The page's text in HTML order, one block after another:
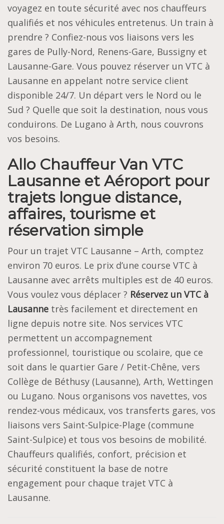
voyagez en toute sécurité avec nos chauffeurs
qualifiés et nos véhicules entretenus. Un train à
prendre ? Confiez-nous vos liaisons vers les
gares de Pully-Nord, Renens-Gare, Bussigny et
Lausanne-Gare. Vous pouvez réserver un VTC à
Lausanne en appelant notre service client
disponible 24/7. Un départ vers le Nord ou le
Sud ? Quelle que soit la destination, nous vous
conduirons. De Lugano à Arth, nous couvrons
vos besoins.
Allo Chauffeur Van VTC
Lausanne et Aéroport pour
trajets longue distance,
affaires, tourisme et
réservation simple
Pour un trajet VTC Lausanne – Arth, comptez
environ 70 euros. Le prix d’une course VTC à
Lausanne avec arrêts multiples est de 40 euros.
Vous voulez vous déplacer ? Réservez un VTC à
Lausanne très facilement et directement en
ligne depuis notre site. Nos services VTC
permettent un accompagnement
professionnel, touristique ou scolaire, que ce
soit dans le quartier Gare / Petit-Chêne, vers
Collège de Béthusy (Lausanne), Arth, Wettingen
ou Lugano. Nous organisons vos navettes, vos
rendez-vous médicaux, vos transferts gares, vos
liaisons vers Saint-Sulpice-Plage (commune
Saint-Sulpice) et tous vos besoins de mobilité.
Chauffeurs qualifiés, confort, précision et
sécurité constituent la base de notre
engagement pour chaque trajet VTC à
Lausanne.